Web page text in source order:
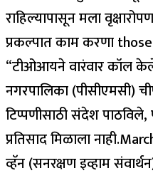
राहिल्यापासून मला
प्रकल्पात काम करणा
“टीओआयने वारंवार कॉल
नगरपालिका (पीसीएमसी)
टिप्पणीसाठी संदेश
प्रतिसाद मिळाला नाही.
व्हॅन (सनरक्षण इव्हाम